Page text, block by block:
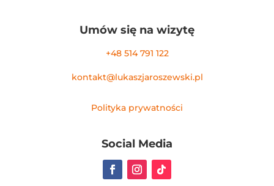
Umów się na wizytę
+48 514 791 122
kontakt@lukaszjaroszewski.pl
Polityka prywatności
Social Media